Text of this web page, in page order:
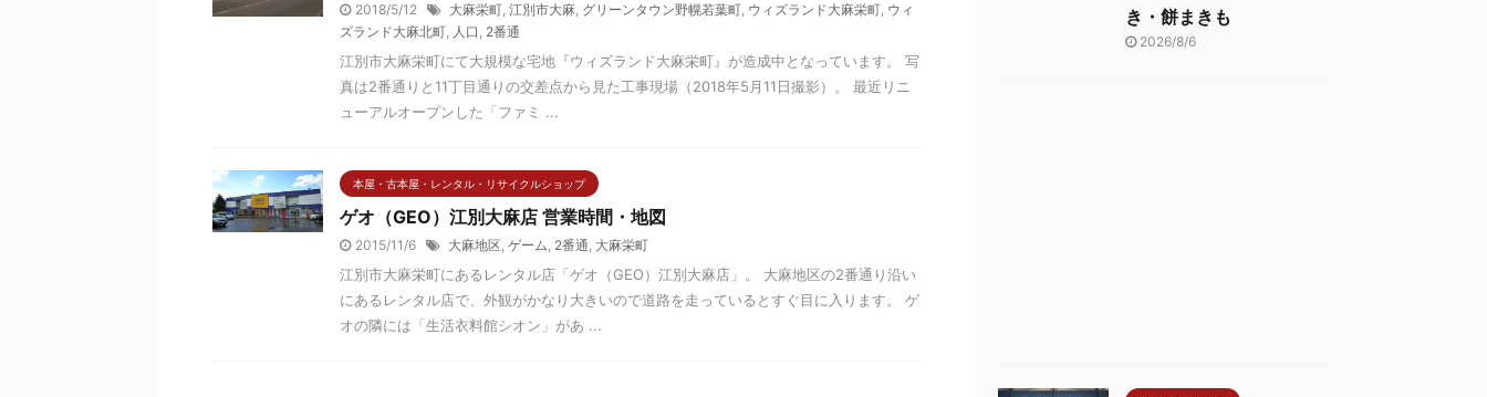
2018/5/12 大麻栄町, 江別市大麻, グリーンタウン野幌若葉町, ウィズランド大麻栄町, ウィ
ズランド大麻北町, 人口 , 2番通
江別市大麻栄町にて大規模な宅地『ウィズランド大麻栄町』が造成中となっています。 写
真は2番通りと11丁目通りの交差点から見た工事現場（2018年5月11日撮影）。 最近リニ
ューアルオープンした「ファミ ...
本屋・古本屋・レンタル・リサイクルショップ
ゲオ（GEO）江別大麻店 営業時間・地図
2015/11/6 大麻地区, ゲーム, 2番通, 大麻栄町
江別市大麻栄町にあるレンタル店「ゲオ（GEO）江別大麻店」。 大麻地区の2番通り沿い
にあるレンタル店で、外観がかなり大きいので道路を走っているとすぐ目に入ります。 ゲ
オの隣には「生活衣料館シオン」があ ...
き・餅まきも
2026/8/6